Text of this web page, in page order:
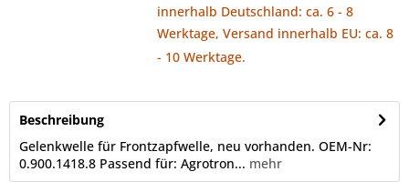
innerhalb Deutschland: ca. 6 - 8
Werktage, Versand innerhalb EU: ca. 8
- 10 Werktage.
Beschreibung
Gelenkwelle für Frontzapfwelle, neu vorhanden. OEM-Nr:
0.900.1418.8 Passend für: Agrotron... mehr